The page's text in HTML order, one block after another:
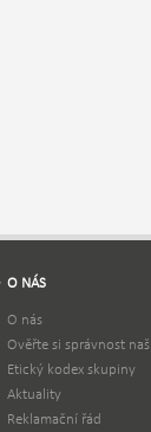
O NÁS
O nás
Ověřte si správnost
Etický kodex skupiny
Aktuality
Reklamační řád